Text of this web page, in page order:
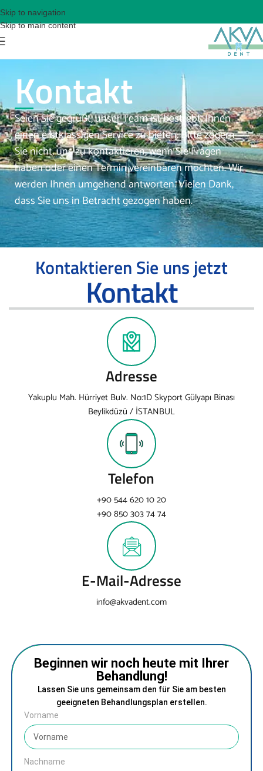
Skip to navigation
Skip to main content
Kontakt
Seien Sie gegrüßt, unser Team ist bestrebt, Ihnen
einen erstklassigen Service zu bieten. Bitte zögern
Sie nicht, uns zu kontaktieren, wenn Sie Fragen
haben oder einen Termin vereinbaren möchten. Wir
werden Ihnen umgehend antworten. Vielen Dank,
dass Sie uns in Betracht gezogen haben.
Kontaktieren Sie uns jetzt
Kontakt
Adresse
Yakuplu Mah. Hürriyet Bulv. No:1D Skyport Gülyapı Binası
Beylikdüzü / İSTANBUL
Telefon
+90 544 620 10 20
+90 850 303 74 74
E-Mail-Adresse
info@akvadent.com
Beginnen wir noch heute mit Ihrer
Behandlung!
Lassen Sie uns gemeinsam den für Sie am besten
geeigneten Behandlungsplan erstellen.
Vorname
Nachname